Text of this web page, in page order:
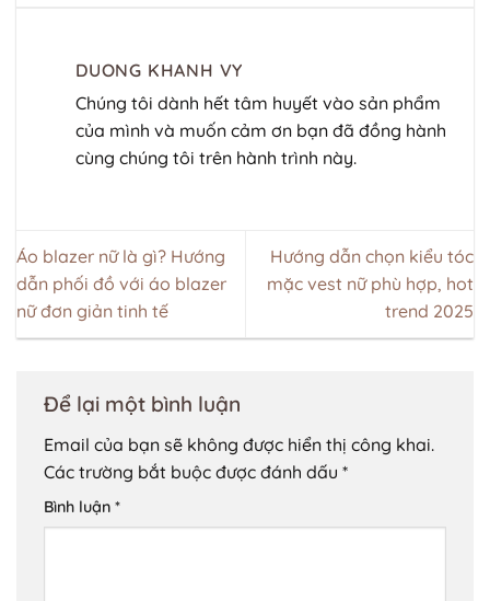
DUONG KHANH VY
Chúng tôi dành hết tâm huyết vào sản phẩm
của mình và muốn cảm ơn bạn đã đồng hành
cùng chúng tôi trên hành trình này.
Áo blazer nữ là gì? Hướng
dẫn phối đồ với áo blazer
nữ đơn giản tinh tế
Hướng dẫn chọn kiểu tóc
mặc vest nữ phù hợp, hot
trend 2025
Để lại một bình luận
Email của bạn sẽ không được hiển thị công khai.
Các trường bắt buộc được đánh dấu *
Bình luận *